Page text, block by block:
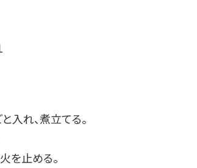
入れ、煮立てる。
を止める。